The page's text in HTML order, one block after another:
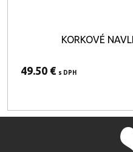
KORKOVÉ
49.50 € s DPH